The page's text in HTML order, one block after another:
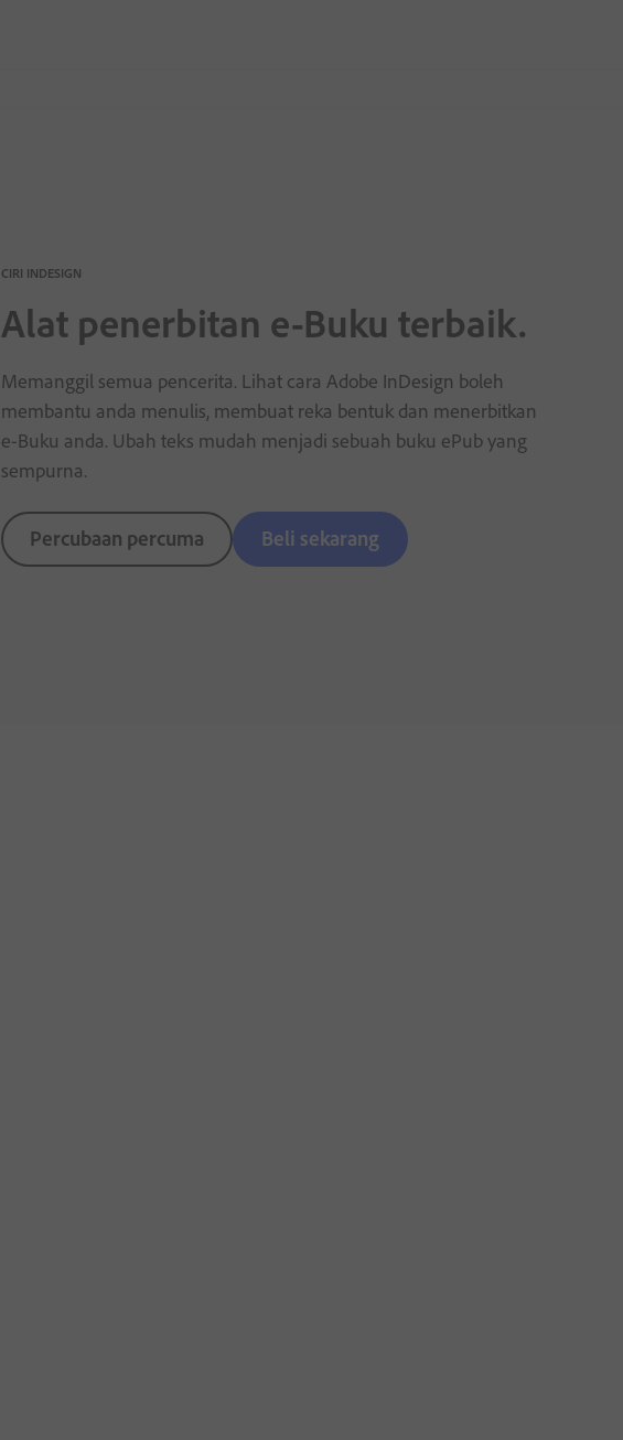
CIRI INDESIGN
Alat penerbitan e-Buku terbaik.
Memanggil semua pencerita. Lihat cara Adobe InDesign boleh
membantu anda menulis, membuat reka bentuk dan menerbitkan
e-Buku anda. Ubah teks mudah menjadi sebuah buku ePub yang
sempurna.
Percubaan percuma Beli sekarang